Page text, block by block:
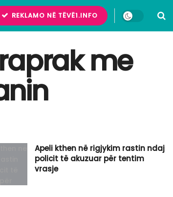
REKLAMO NË TËVË1.INFO
me
Apeli kthen në rigjykim rastin ndaj
policit të akuzuar për tentim
vrasje